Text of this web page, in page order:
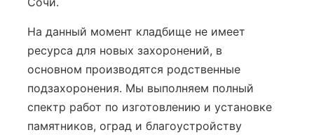
На данный момент кладбище не имеет
ресурса для новых захоронений, в
основном производятся родственные
подзахоронения. Мы выполняем полный
спектр работ по изготовлению и установке
памятников, оград и благоустройству